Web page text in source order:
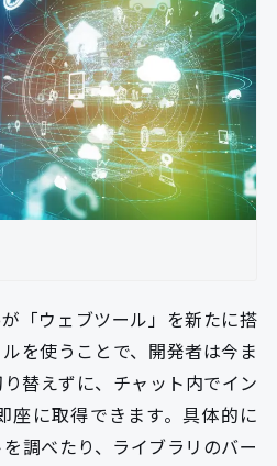
「ウェブツール」を新たに搭
を使うことで、開発者は今ま
替えずに、チャット内でイン
座に取得できます。具体的に
調べたり、ライブラリのバー